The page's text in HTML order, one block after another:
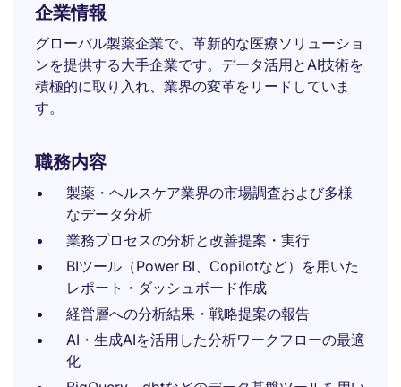
企業情報
グローバル製薬企業で、革新的な医療ソリューショ
ンを提供する大手企業です。データ活用とAI技術を
積極的に取り入れ、業界の変革をリードしていま
す。
職務内容
製薬・ヘルスケア業界の市場調査および多様
なデータ分析
業務プロセスの分析と改善提案・実行
BIツール（Power BI、Copilotなど）を用いた
レポート・ダッシュボード作成
経営層への分析結果・戦略提案の報告
AI・生成AIを活用した分析ワークフローの最適
化